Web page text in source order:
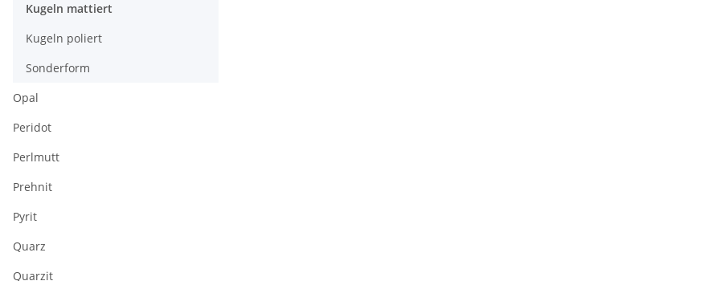
Kugeln mattiert
Kugeln poliert
Sonderform
Opal
Peridot
Perlmutt
Prehnit
Pyrit
Quarz
Quarzit